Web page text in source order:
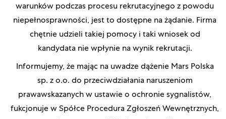
warunków podczas procesu rekrutacyjnego z powodu
niepełnosprawności, jest to dostępne na żądanie. Firma
chętnie udzieli takiej pomocy i taki wniosek od
kandydata nie wpłynie na wynik rekrutacji.
Informujemy, że mając na uwadze dążenie Mars Polska
sp. z o.o. do przeciwdziałania naruszeniom
prawawskazanych w ustawie o ochronie sygnalistów,
fukcjonuje w Spółce Procedura Zgłoszeń Wewnętrznych,